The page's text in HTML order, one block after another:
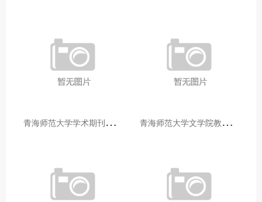
青
海师范大学学术期刊两个专栏入选2025年青海省期刊重点专栏 青
海师范大学文学院教师赴山东省相关高校和学术机构交流学习